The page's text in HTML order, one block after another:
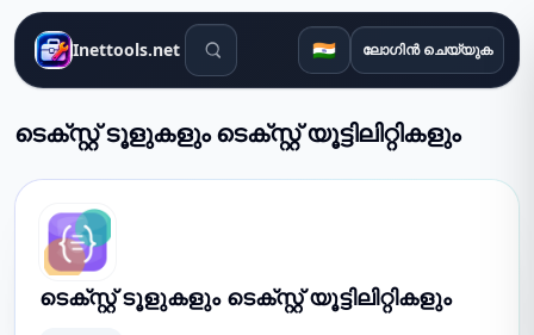
Inettools.net തിരയൽ ഉപകരണങ്ങൾ
🇮🇳 ലോഗിൻ ചെയ്യുക
ടെക്സ്റ്റ് ടൂളുകളും ടെക്സ്റ്റ് യൂട്ടിലിറ്റികളും
ടെക്സ്റ്റ് ടൂളുകളും ടെക്സ്റ്റ് യൂട്ടിലിറ്റികളും